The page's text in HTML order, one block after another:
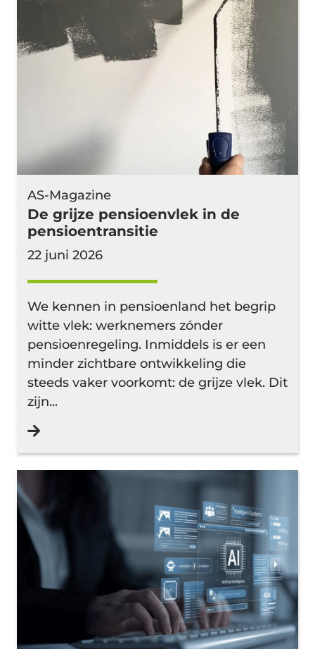
AS-Magazine
De grijze pensioenvlek in de
pensioentransitie
22 juni 2026
We kennen in pensioenland het begrip
witte vlek: werknemers zónder
pensioenregeling. Inmiddels is er een
minder zichtbare ontwikkeling die
steeds vaker voorkomt: de grijze vlek. Dit
zijn...
Lees verder